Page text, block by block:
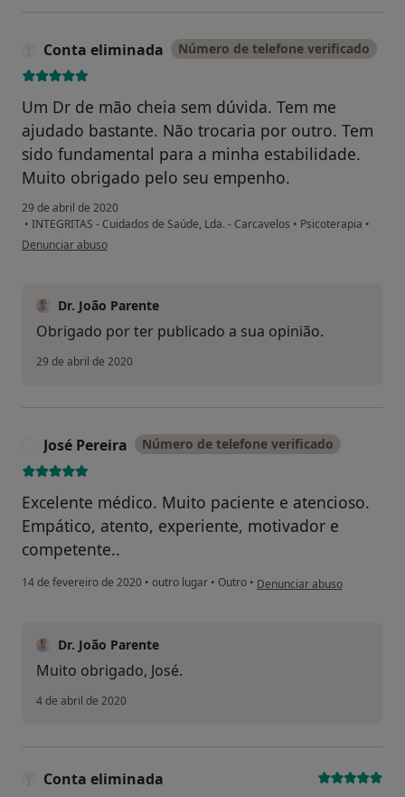
Conta eliminada Número de telefone verificado
Um Dr de mão cheia sem dúvida. Tem me
ajudado bastante. Não trocaria por outro. Tem
sido fundamental para a minha estabilidade.
Muito obrigado pelo seu empenho.
29 de abril de 2020
• INTEGRITAS - Cuidados de Saúde, Lda. - Carcavelos • Psicoterapia •
na opinião do utilizador Conta eliminada
Denunciar abuso
Dr. João Parente
Obrigado por ter publicado a sua opinião.
29 de abril de 2020
José Pereira Número de telefone verificado
Excelente médico. Muito paciente e atencioso.
Empático, atento, experiente, motivador e
competente..
14 de fevereiro de 2020 • outro lugar • Outro • na opinião do utilizador José
Denunciar abuso
Dr. João Parente
Muito obrigado, José.
4 de abril de 2020
Conta eliminada